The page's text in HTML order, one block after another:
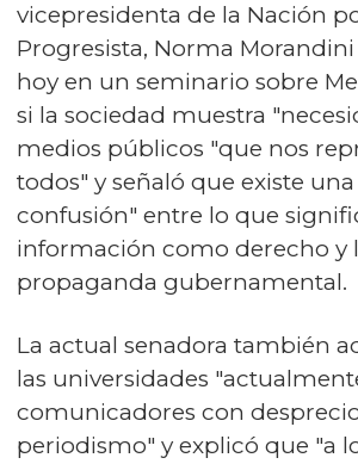
vicepresidenta de la Nación
Progresista, Norma
hoy en un seminario sobre
si la sociedad muestra
medios públicos "que nos
todos" y señaló que existe
confusión" entre lo que
información como derecho y
propaganda gubernamental.
La actual senadora también
las universidades
comunicadores con
periodismo" y explicó que "a